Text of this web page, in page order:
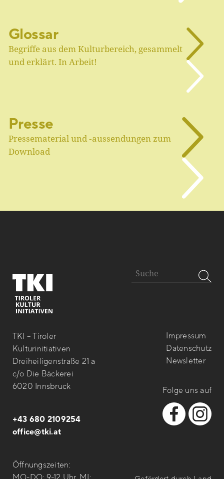
Glossar
Begriffe aus dem Kulturbereich, gesammelt
und erklärt. In Arbeit!
Presse
Pressematerial und ‑aussendungen zum
Download
TKI – Tiroler
Kulturinitiativen
Dreiheiligenstraße 21 a
c/o Die Bäckerei
6020 Innsbruck
+43 680 2109254
office@tki.at
Öffnungszeiten:
Impressum
Datenschutz
Newsletter
Folge uns auf